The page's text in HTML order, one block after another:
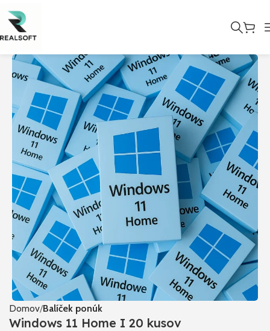
Domov Balíček ponúk
Windows 11 Home I 20 kusov